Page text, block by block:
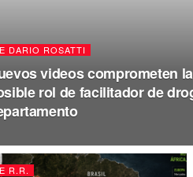
DARIO ROSATTI
videos comprometen
rol de facilitador de
R.R.